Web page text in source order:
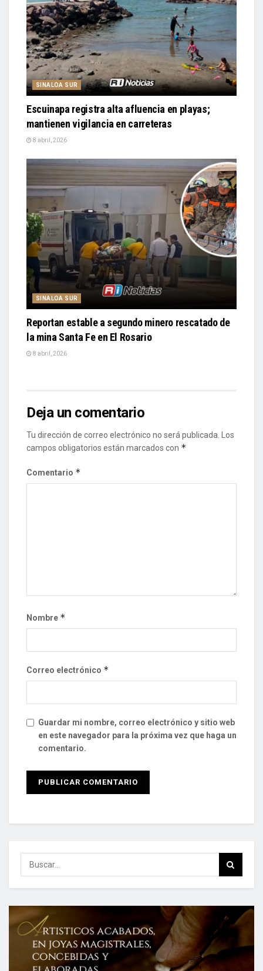
SINALOA SUR
Escuinapa registra alta afluencia en playas;
mantienen vigilancia en carreteras
8 abril, 2026
SINALOA SUR
Reportan estable a segundo minero rescatado de
la mina Santa Fe en El Rosario
8 abril, 2026
Deja un comentario
Tu dirección de correo electrónico no será publicada.
Los
campos obligatorios están marcados con *
Comentario *
Nombre *
Correo electrónico *
Guardar mi nombre, correo electrónico y sitio web
en este navegador para la próxima vez que haga un
comentario.